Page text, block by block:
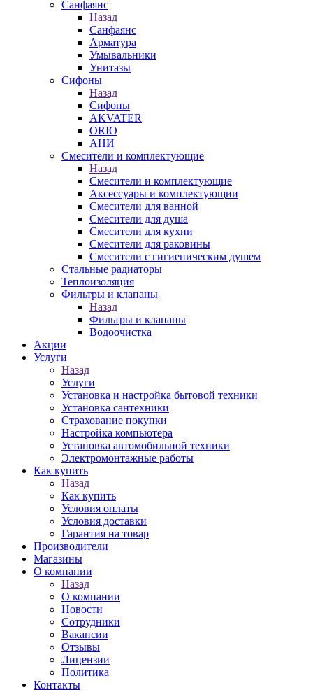
Санфаянс
Назад
Санфаянс
Арматура
Умывальники
Унитазы
Сифоны
Назад
Сифоны
AKVATER
ORIO
АНИ
Смесители и комплектующие
Назад
Смесители и комплектующие
Аксессуары и комплектующии
Смесители для ванной
Смесители для душа
Смесители для кухни
Смесители для раковины
Смесители с гигиеническим душем
Стальные радиаторы
Теплоизоляция
Фильтры и клапаны
Назад
Фильтры и клапаны
Водоочистка
Акции
Услуги
Назад
Услуги
Установка и настройка бытовой техники
Установка сантехники
Страхование покупки
Настройка компьютера
Установка автомобильной техники
Электромонтажные работы
Как купить
Назад
Как купить
Условия оплаты
Условия доставки
Гарантия на товар
Производители
Магазины
О компании
Назад
О компании
Новости
Сотрудники
Вакансии
Отзывы
Лицензии
Политика
Контакты